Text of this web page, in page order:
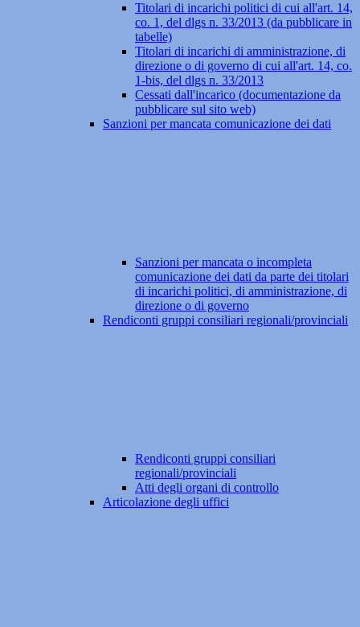
Titolari di incarichi politici di cui all'art. 14,
co. 1, del dlgs n. 33/2013 (da pubblicare in
tabelle)
Titolari di incarichi di amministrazione, di
direzione o di governo di cui all'art. 14, co.
1-bis, del dlgs n. 33/2013
Cessati dall'incarico (documentazione da
pubblicare sul sito web)
Sanzioni per mancata comunicazione dei dati
Sanzioni per mancata o incompleta
comunicazione dei dati da parte dei titolari
di incarichi politici, di amministrazione, di
direzione o di governo
Rendiconti gruppi consiliari regionali/provinciali
Rendiconti gruppi consiliari
regionali/provinciali
Atti degli organi di controllo
Articolazione degli uffici